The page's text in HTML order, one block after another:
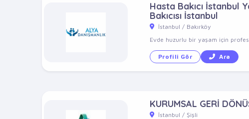
Hasta Bakıcı İstanbul
Bakıcısı İstanbul
İstanbul / Bakırköy
Evde huzurlu bir yaşam için
Profili Gör Ara
KURUMSAL GERİ
İstanbul / Şişli